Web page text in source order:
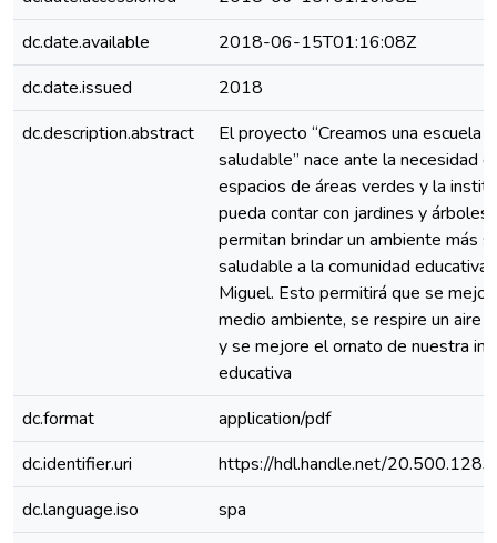
dc.date.available
2018-06-15T01:16:08Z
dc.date.issued
2018
dc.description.abstract
El proyecto “Creamos una escuela
saludable” nace ante la necesidad
espacios de áreas verdes y la
pueda contar con jardines y árboles
permitan brindar un ambiente más
saludable a la comunidad educativa
Miguel. Esto permitirá que se
medio ambiente, se respire un aire
y se mejore el ornato de nuestra
educativa
dc.format
application/pdf
dc.identifier.uri
https://hdl.handle.net/
dc.language.iso
spa